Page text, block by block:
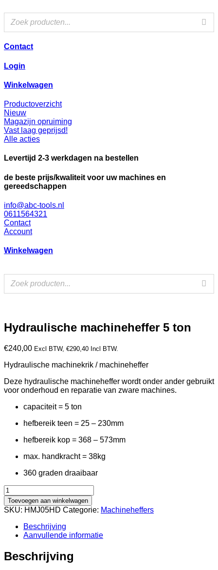
de
inhoud
Contact
Login
Winkelwagen
Productoverzicht
Nieuw
Magazijn opruiming
Vast laag geprijsd!
Alle acties
Levertijd 2-3 werkdagen na bestellen
de beste prijs/kwaliteit voor uw machines en
gereedschappen
info@abc-tools.nl
0611564321
Contact
Account
Winkelwagen
Hydraulische machineheffer 5 ton
€240,00 Excl BTW, €290,40 Incl BTW.
Hydraulische machinekrik / machineheffer
Deze hydraulische machineheffer wordt onder ander gebruikt
voor onderhoud en reparatie van zware machines.
capaciteit = 5 ton
hefbereik teen = 25 – 230mm
hefbereik kop = 368 – 573mm
max. handkracht = 38kg
360 graden draaibaar
Hydraulische
machineheffer
5
ton
aantal
Toevoegen aan winkelwagen
SKU: HMJ05HD Categorie: Machineheffers
Beschrijving
Aanvullende informatie
Beschrijving